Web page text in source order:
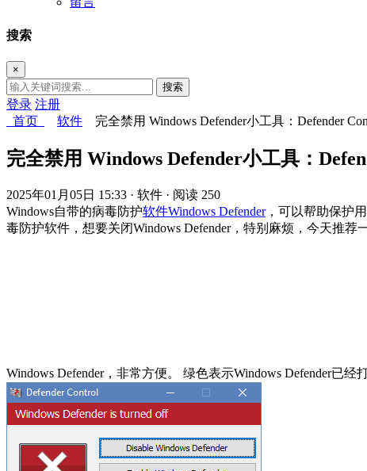
搜索
×
搜索
登录 注册
首页
软件 完全禁用 Windows Defender小工具：Defender
完全禁用 Windows Defender小工具：
2025年01月05日 15:33 · 软件 · 阅读 250
Windows自带的病毒防护软件Windows Defender，可以帮助保护
毒防护软件，想要关闭Windows Defender，特别麻烦，今天推荐
Windows Defender，非常方便。 绿色表示Windows Defender已经